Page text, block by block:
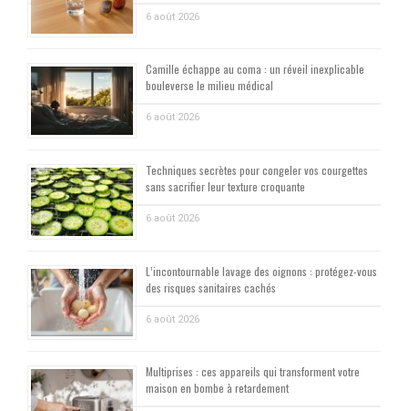
6 août 2026
Camille échappe au coma : un réveil inexplicable
bouleverse le milieu médical
6 août 2026
Techniques secrètes pour congeler vos courgettes
sans sacrifier leur texture croquante
6 août 2026
L’incontournable lavage des oignons : protégez-vous
des risques sanitaires cachés
6 août 2026
Multiprises : ces appareils qui transforment votre
maison en bombe à retardement